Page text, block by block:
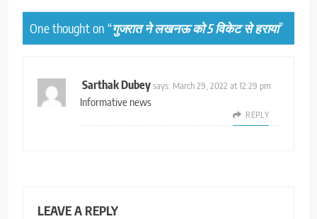
One thought on “गुजरात ने लखनऊ को 5 विकेट से हराया”
Sarthak Dubeysays: March 29, 2022 at 12:29 pm
Informative news
REPLY
LEAVE A REPLY